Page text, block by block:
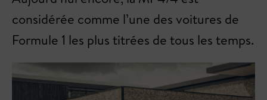
considérée comme l’une des voitures de
Formule 1 les plus titrées de tous les temps.